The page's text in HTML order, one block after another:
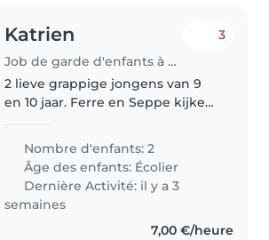
Katrien
Job de garde d'enfants à Roulers
3
2 lieve grappige jongens van 9
en 10 jaar. Ferre en Seppe kijken
Nombre d'enfants: 2
Âge des enfants: Écolier
Dernière Activité: il y a 3
semaines
7,00 €/heure